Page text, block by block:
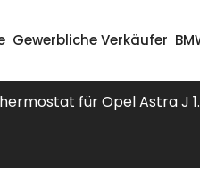
Gewerbliche Verkäufer
für Opel Astra J